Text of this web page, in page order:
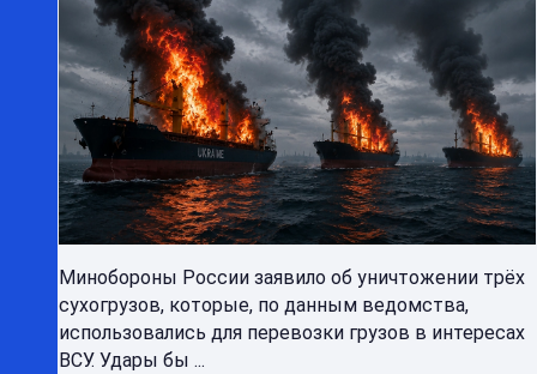
Минобороны России заявило об уничтожении трёх
сухогрузов, которые, по данным ведомства,
использовались для перевозки грузов в интересах
ВСУ. Удары бы ...